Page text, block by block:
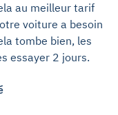
au meilleur tarif
voiture a besoin
tombe bien, les
essayer 2 jours.